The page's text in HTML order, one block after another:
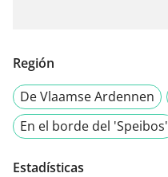
Región
De Vlaamse Ardennen
En el borde del 'Speibos'
Estadísticas